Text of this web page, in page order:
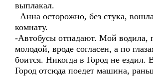
выплакал.
Анна осторожно, без стука,
комнату.
-Автобусы отпадают. Мой водила,
молодой, вроде согласен, а по
боится. Никогда в Город не ездил.
Город отсюда поедет машина,